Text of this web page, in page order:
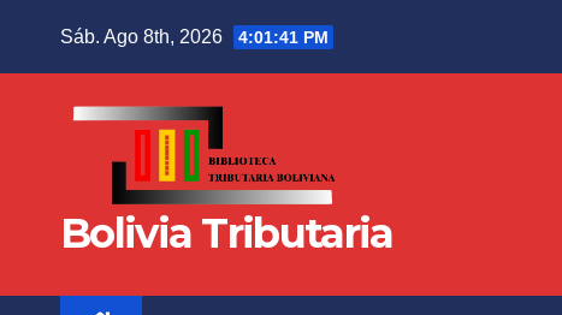
Sáb. Ago 8th, 2026 4:01:42 PM
Bolivia Tributaria